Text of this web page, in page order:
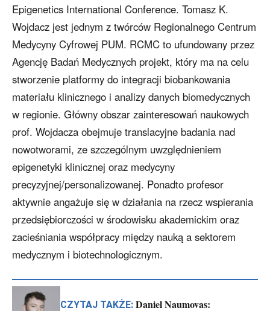
Epigenetics International Conference. Tomasz K.
Wojdacz jest jednym z twórców Regionalnego Centrum
Medycyny Cyfrowej PUM. RCMC to ufundowany przez
Agencję Badań Medycznych projekt, który ma na celu
stworzenie platformy do integracji biobankowania
materiału klinicznego i analizy danych biomedycznych
w regionie. Główny obszar zainteresowań naukowych
prof. Wojdacza obejmuje translacyjne badania nad
nowotworami, ze szczególnym uwzględnieniem
epigenetyki klinicznej oraz medycyny
precyzyjnej/personalizowanej. Ponadto profesor
aktywnie angażuje się w działania na rzecz wspierania
przedsiębiorczości w środowisku akademickim oraz
zacieśniania współpracy między nauką a sektorem
medycznym i biotechnologicznym.
CZYTAJ TAKŻE: Daniel Naumovas: